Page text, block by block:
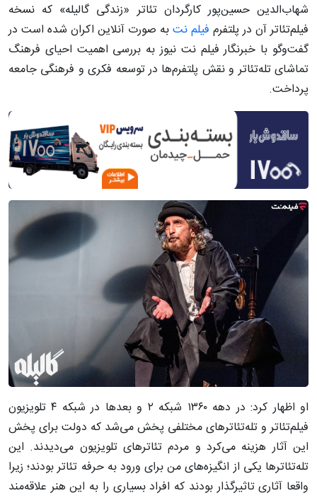
شهاب‌الدین حسین‌پور کارگردان تئاتر «زندگی گالیله» که نسخه
فیلم‌تئاتر آن در پلتفرم فیلم‌ نتبه صورت آنلاین اکران شده است در
گفت‌وگو با خبرنگار فیلم نت نیوز به بررسی اهمیت احیای فرهنگ
تماشای تله‌تئاتر و نقش پلتفرم‌ها در توسعه فکری و فرهنگی جامعه
پرداخت.
او اظهار کرد: در دهه ۱۳۶۰ شبکه ۲ و بعدها در شبکه ۴ تلویزیون
فیلم‌تئاتر و تله‌تئاترهای مختلفی پخش می‌شد که دولت برای پخش
این آثار هزینه می‌کرد و مردم تئاترهای تلویزیون می‌دیدند. این
تله‌تئاترها یکی از انگیزه‌های من برای ورود به حرفه تئاتر بودند؛ زیرا
واقعا آثاری تاثیرگذار بودند که افراد بسیاری را به این هنر علاقه‌مند